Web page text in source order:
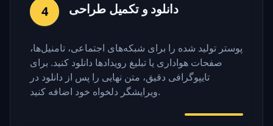
4 دانلود و تکمیل طراحی
پوستر تولید شده را برای شبکه‌های اجتماعی، تامنیل‌ها،
صفحات هواداری یا تبلیغ رویدادها دانلود کنید. برای
تایپوگرافی دقیق، متن نهایی را پس از دانلود در
ویرایشگر دلخواه خود اضافه کنید.